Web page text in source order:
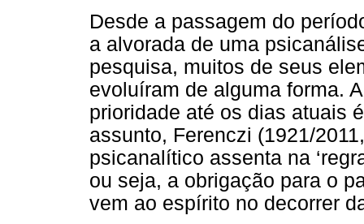
Desde a passagem do
a alvorada de uma
pesquisa, muitos de seus
evoluíram de alguma forma.
prioridade até os dias atuais
assunto, Ferenczi (1921/
psicanalítico assenta na
ou seja, a obrigação para o
vem ao espírito no decorrer